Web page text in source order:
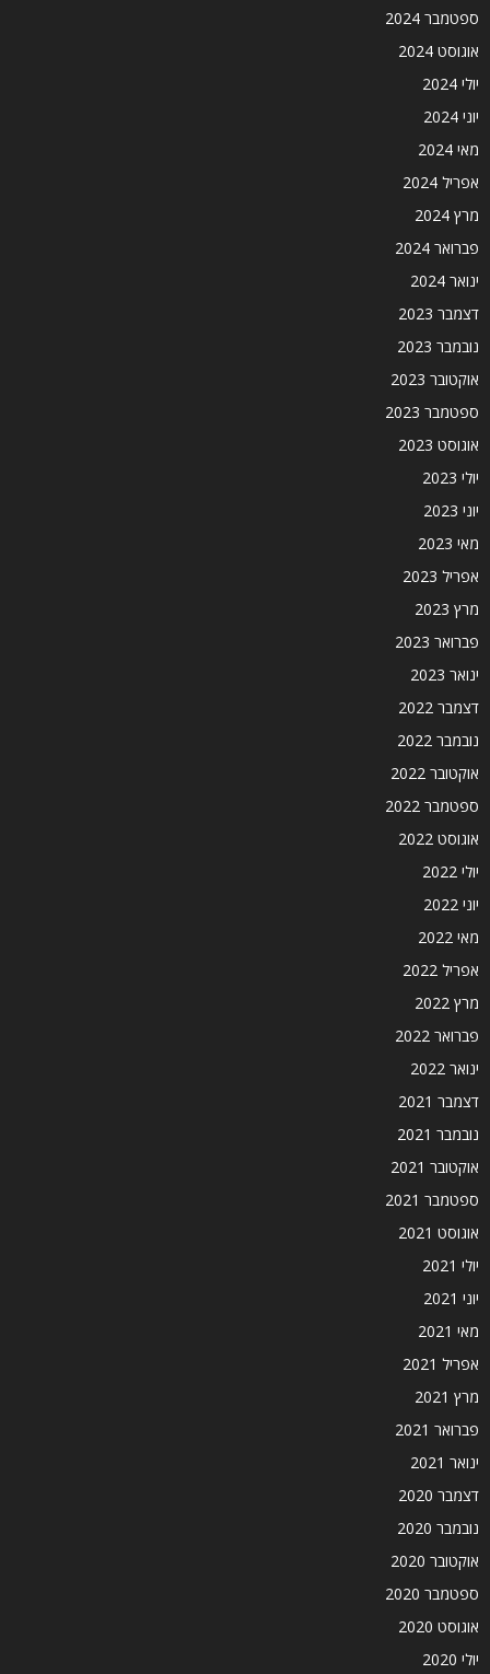
ספטמבר 2024
אוגוסט 2024
יולי 2024
יוני 2024
מאי 2024
אפריל 2024
מרץ 2024
פברואר 2024
ינואר 2024
דצמבר 2023
נובמבר 2023
אוקטובר 2023
ספטמבר 2023
אוגוסט 2023
יולי 2023
יוני 2023
מאי 2023
אפריל 2023
מרץ 2023
פברואר 2023
ינואר 2023
דצמבר 2022
נובמבר 2022
אוקטובר 2022
ספטמבר 2022
אוגוסט 2022
יולי 2022
יוני 2022
מאי 2022
אפריל 2022
מרץ 2022
פברואר 2022
ינואר 2022
דצמבר 2021
נובמבר 2021
אוקטובר 2021
ספטמבר 2021
אוגוסט 2021
יולי 2021
יוני 2021
מאי 2021
אפריל 2021
מרץ 2021
פברואר 2021
ינואר 2021
דצמבר 2020
נובמבר 2020
אוקטובר 2020
ספטמבר 2020
אוגוסט 2020
יולי 2020